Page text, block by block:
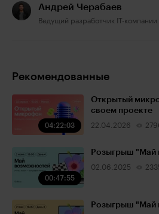
Андрей Черабаев
Ведущий разработчик IT-
Рекомендованные
04:22:03
Открытый
своем проекте
22.04.2026
00:47:55
Розыгрыш "Май
02.06.2025
Розыгрыш "Май